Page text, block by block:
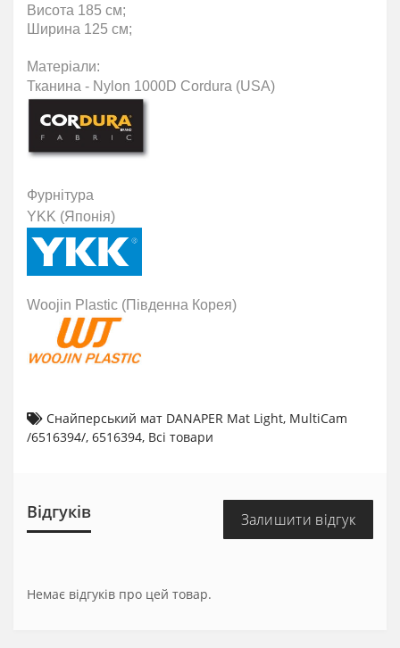
Висота 185 см;
Ширина 125 см;
Матеріали:
Тканина - Nylon 1000D Cordura (USA)
Фурнітура
YKK (Японія)
Woojin Plastic (Південна Корея)
Снайперський мат DANAPER Mat Light, MultiCam
/6516394/, 6516394, Всі товари
Відгуків Залишити відгук
Немає відгуків про цей товар.